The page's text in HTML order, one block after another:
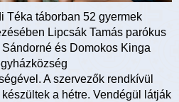
Téka táborban 52 gyermek
Lipcsák Tamás parókus
és Domokos Kinga
A szervezők rendkívül
a hétre. Vendégül látják